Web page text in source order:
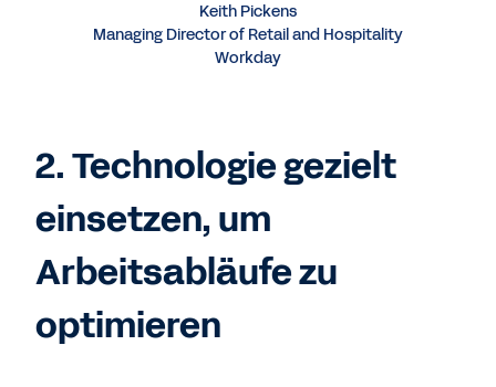
Keith Pickens
Managing Director of Retail and Hospitality
Workday
2. Technologie gezielt
einsetzen, um
Arbeitsabläufe zu
optimieren